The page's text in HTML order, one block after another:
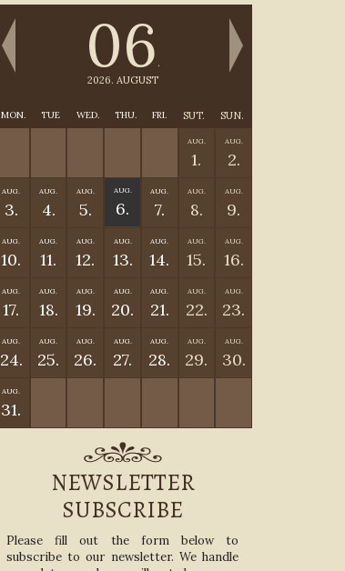
06 .
2026. AUGUST
MON. TUE WED. THU. FRI. SUT. SUN.
AUG.
1.
AUG.
2.
AUG.
3.
AUG.
4.
AUG.
5.
AUG.
6.
AUG.
7.
AUG.
8.
AUG.
9.
AUG.
10.
AUG.
11.
AUG.
12.
AUG.
13.
AUG.
14.
AUG.
15.
AUG.
16.
AUG.
17.
AUG.
18.
AUG.
19.
AUG.
20.
AUG.
21.
AUG.
22.
AUG.
23.
AUG.
24.
AUG.
25.
AUG.
26.
AUG.
27.
AUG.
28.
AUG.
29.
AUG.
30.
AUG.
31.
NEWSLETTER
SUBSCRIBE
Please fill out the form below to
subscribe to our newsletter. We handle